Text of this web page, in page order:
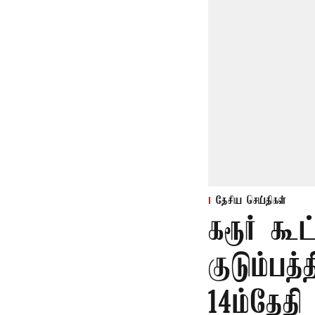
தேசிய செய்திகள்
கரூர்